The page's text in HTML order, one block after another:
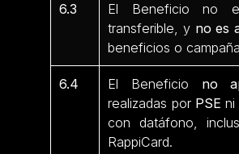
6.3
El Beneficio no
transferible, y no es
beneficios o
6.4 El Beneficio no
realizadas por PSE ni
con datáfono,
RappiCard.